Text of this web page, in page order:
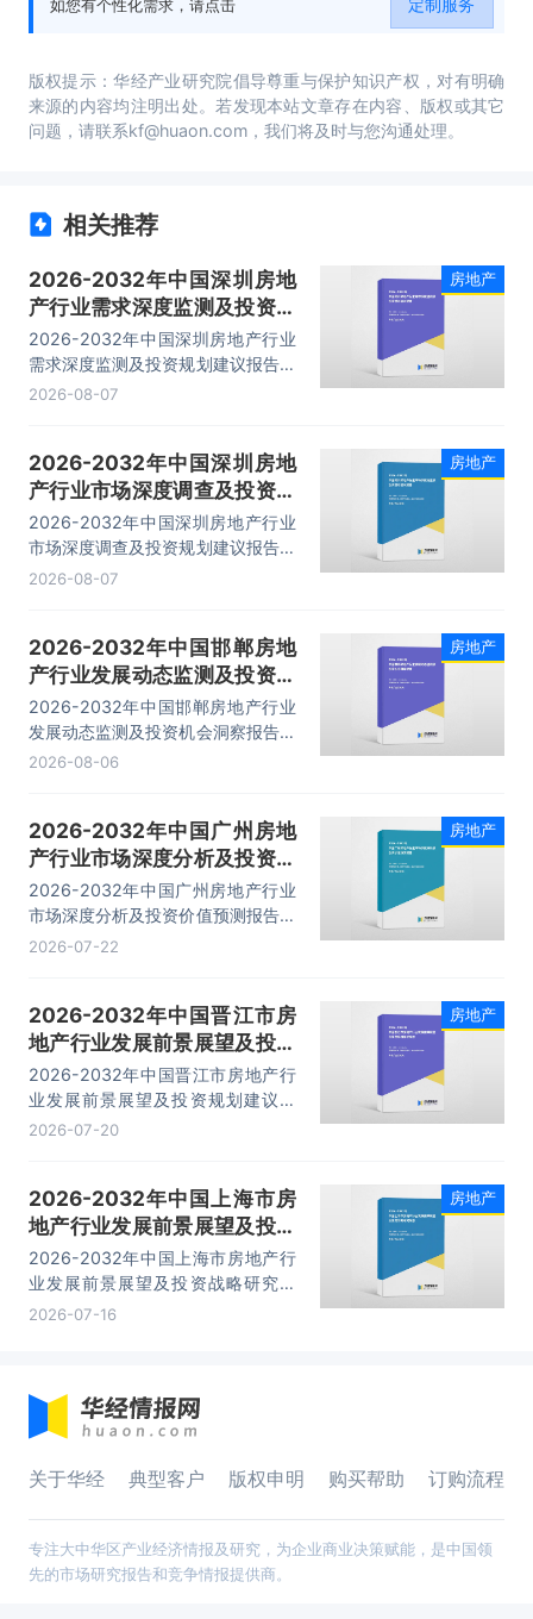
如您有个性化需求，请点击 定制服务
版权提示：华经产业研究院倡导尊重与保护知识产权，对有明确
来源的内容均注明出处。若发现本站文章存在内容、版权或其它
问题，请联系kf@huaon.com，我们将及时与您沟通处理。
相关推荐
2026-2032年中国深圳房地
产行业需求深度监测及投资规
划建议报告
2026-2032年中国深圳房地产行业
需求深度监测及投资规划建议报告，
主要包括政策分析、发展趋势预测、
2026-08-07
房地产
2026-2032年中国深圳房地
产行业市场深度调查及投资规
划建议报告
2026-2032年中国深圳房地产行业
市场深度调查及投资规划建议报告，
主要包括行业投资策略分析、投资风
2026-08-07
房地产
2026-2032年中国邯郸房地
产行业发展动态监测及投资机
会洞察报告
2026-2032年中国邯郸房地产行业
发展动态监测及投资机会洞察报告，
主要包括行业投资策略分析、投资风
2026-08-06
房地产
2026-2032年中国广州房地
产行业市场深度分析及投资价
值预测报告
2026-2032年中国广州房地产行业
市场深度分析及投资价值预测报告，
主要包括市场分析、重点企业分析、
2026-07-22
房地产
2026-2032年中国晋江市房
地产行业发展前景展望及投资
规划建议报告
2026-2032年中国晋江市房地产行
业发展前景展望及投资规划建议报
告，主要包括竞争格局分析、关键性
容。
2026-07-20
房地产
2026-2032年中国上海市房
地产行业发展前景展望及投资
战略研究报告
2026-2032年中国上海市房地产行
业发展前景展望及投资战略研究报
告，主要包括企业融资规模及渠道分
2026-07-16
房地产
关于华经 典型客户 版权申明 购买帮助 订购流程
专注大中华区产业经济情报及研究，为企业商业决策赋能，是中国领
先的市场研究报告和竞争情报提供商。